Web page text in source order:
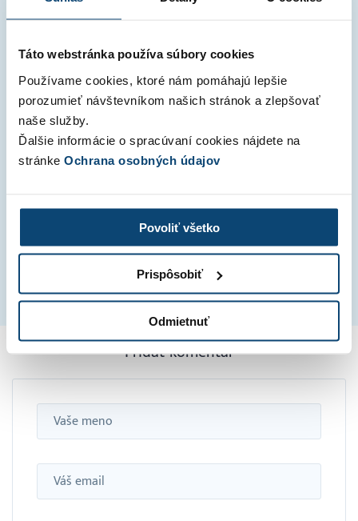
Táto webstránka používa súbory cookies
Používame cookies, ktoré nám pomáhajú lepšie
porozumieť návštevníkom našich stránok a zlepšovať
naše služby.
Ďalšie informácie o spracúvaní cookies nájdete na
stránke Ochrana osobných údajov
Povoliť všetko
Prispôsobiť
Odmietnuť
Čítať celý článok »
Kvartálne novinky
Novinky v SuperFaktúre – Zima 2023
Ahojte, SuperFakturanti! Už ste späť v pracovnom
chvalabohu, už pár dní áno. A hneď na začiatok roka
sme spísali tie najzaujímavejšie veci,…
Čítať celý článok »
Pridať komentár
Meno
Email